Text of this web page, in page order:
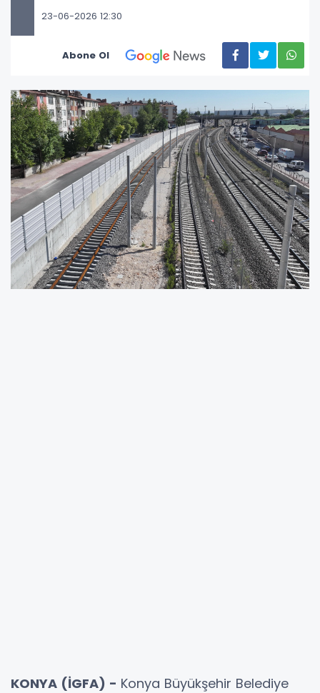
23-06-2026 12:30
Abone Ol
KONYA (İGFA) - Konya Büyükşehir Belediye